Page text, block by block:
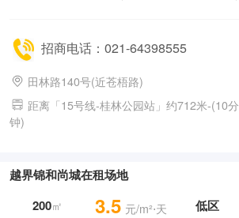
招商电话：021-64398555
田林路140号(近苍梧路)
距离「15号线-桂林公园站」约712米-(10分
钟)
越界锦和尚城在租场地
200㎡ 3.5 元/m²⋅天 低区